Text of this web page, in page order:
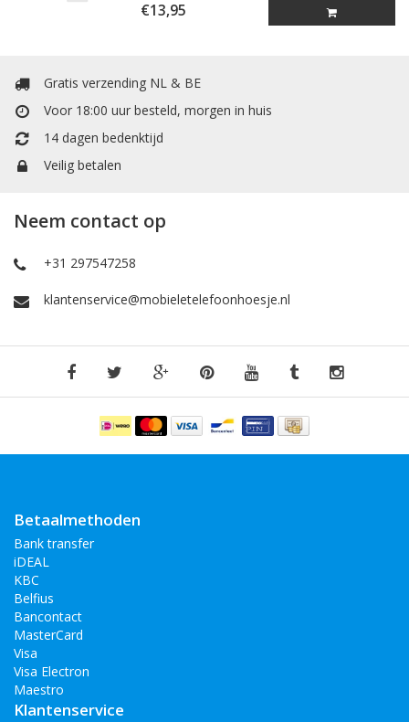
€13,95
Gratis verzending NL & BE
Voor 18:00 uur besteld, morgen in huis
14 dagen bedenktijd
Veilig betalen
Neem contact op
+31 297547258
klantenservice@mobieletelefoonhoesje.nl
Betaalmethoden
Bank transfer
iDEAL
KBC
Belfius
Bancontact
MasterCard
Visa
Visa Electron
Maestro
Klantenservice